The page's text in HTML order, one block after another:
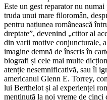
Este un gest reparator nu
truda unui mare filoromân,
pentru națiunea românească
dreptate”, devenind „ctitor al
din varii motive conjuncturale,
imagine demnă de înscris în
biografi și cele mai multe
atenție nesemnificativă, sau îl
americanul Glenn E. Torrey,
lui Berthelot și al experienței
menținută la noi vreme de cinci